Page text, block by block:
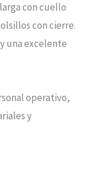
con cuello
con cierre.
una excelente
operativo,
y